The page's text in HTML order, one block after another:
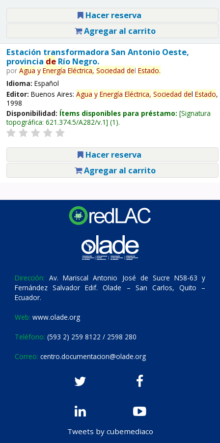
Hacer reserva
Agregar al carrito
Estación transformadora San Antonio Oeste,
provincia deRío Negro.
por Agua y Energía Eléctrica, Sociedad del Estado.
Idioma: Español
Editor: Buenos Aires: Agua y Energía Eléctrica, Sociedad del Estado,
1998
Disponibilidad: Ítems disponibles para préstamo: Signatura
topográfica: 621.374.5/A282/v.1 (1).
Hacer reserva
Agregar al carrito
Dirección: Av. Mariscal Antonio José de Sucre N58-63 y
Fernández Salvador Edif. Olade – San Carlos, Quito –
Ecuador.
Web: www.olade.org
Teléfono: (593 2) 259 8122 / 2598 280
Correo: centro.documentacion@olade.org
Tweets by cubemediaco